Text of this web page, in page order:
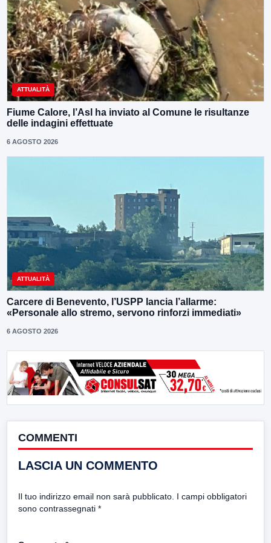
ATTUALITÀ
Fiume Calore, l’Asl ha inviato al Comune le risultanze
delle indagini effettuate
6 AGOSTO 2026
ATTUALITÀ
Carcere di Benevento, l’USPP lancia l’allarme:
«Personale allo stremo, servono rinforzi immediati»
6 AGOSTO 2026
COMMENTI
LASCIA UN COMMENTO
Il tuo indirizzo email non sarà pubblicato. I campi obbligatori
sono contrassegnati *